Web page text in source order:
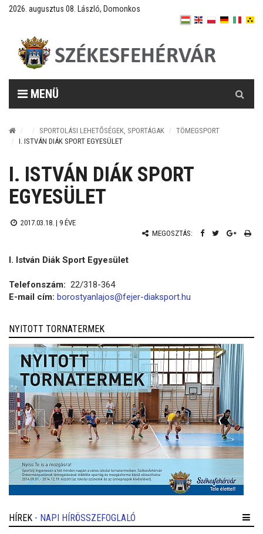
2026. augusztus 08. László, Domonkos
MENÜ
SPORTOLÁSI LEHETŐSÉGEK, SPORTÁGAK
TÖMEGSPORT
I. ISTVÁN DIÁK SPORT EGYESÜLET
I. ISTVÁN DIÁK SPORT
EGYESÜLET
2017.03.18. | 9 ÉVE
MEGOSZTÁS:
I. István Diák Sport Egyesület
Telefonszám: 22/318-364
E-mail cím: borostyanlajos@fejer-diaksport.hu
NYITOTT TORNATERMEK
HÍREK - NAPI HÍRÖSSZEFOGLALÓ